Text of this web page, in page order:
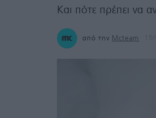
Και πότε πρέπει να
από την Mcteam